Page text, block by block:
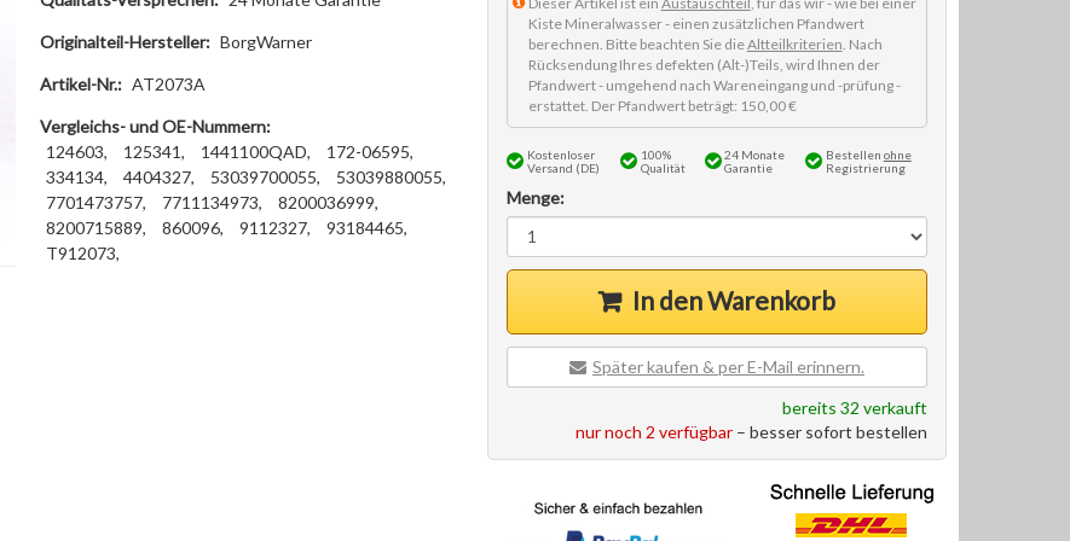
Originalteil-Hersteller: BorgWarner
Artikel-Nr.: AT2073A
Vergleichs- und OE-Nummern:
124603,
125341, 1441100QAD,
172-06595,
334134,
4404327, 53039700055,
53039880055,
7701473757,
7711134973,
8200036999,
8200715889,
860096, 9112327,
93184465,
T912073,
Kiste Mineralwasser - einen zusätzlichen Pfandwert
berechnen. Bitte beachten Sie dieAltteilkriterien. Nach
Rücksendung Ihres defekten (Alt-)Teils, wird Ihnen der
Pfandwert - umgehend nach Wareneingang und -prüfung -
erstattet. Der Pfandwert beträgt: 150,00 €
Kostenloser
Versand (DE)
100%
Qualität
24 Monate
Garantie
Bestellen ohne
Registrierung
Menge:
In den Warenkorb
Später kaufen & per E-Mail erinnern.
bereits 32 verkauft
nur noch 2 verfügbar – besser sofort bestellen